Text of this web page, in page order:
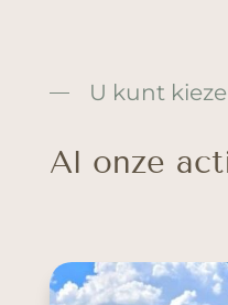
U kunt
Al onze